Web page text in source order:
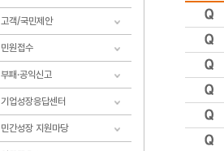
고객/국민제안
민원접수
부패·공익신고
기업성장응답센터
민간성장 지원마당